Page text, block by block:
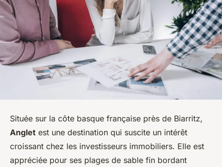
Située sur la côte basque française près de Biarritz,
Anglet est une destination qui suscite un intérêt
croissant chez les investisseurs immobiliers. Elle est
appréciée pour ses plages de sable fin bordant